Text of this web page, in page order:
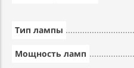
Тип лампы
Мощность ламп